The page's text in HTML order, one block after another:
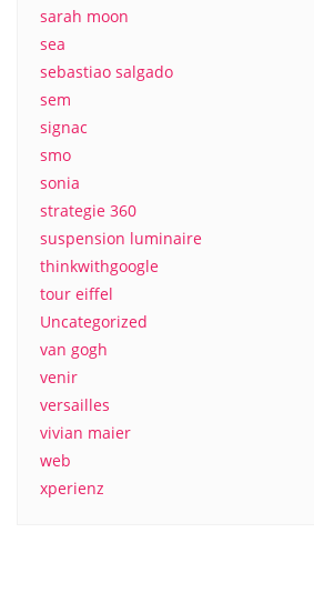
sarah moon
sea
sebastiao salgado
sem
signac
smo
sonia
strategie 360
suspension luminaire
thinkwithgoogle
tour eiffel
Uncategorized
van gogh
venir
versailles
vivian maier
web
xperienz